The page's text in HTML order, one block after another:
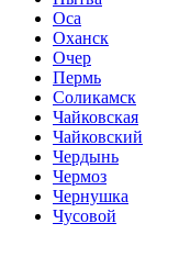
Оса
Оханск
Очер
Пермь
Соликамск
Чайковская
Чайковский
Чердынь
Чермоз
Чернушка
Чусовой